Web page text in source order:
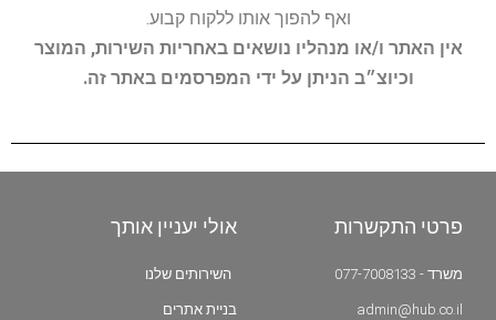
ואף להפוך אותו ללקוח קבוע.
אין האתר ו/או מנהליו נושאים באחריות השירות, המוצר
וכיוצ״ב הניתן על ידי המפרסמים באתר זה.
פרטי התקשרות
משרד - 077-7008133
admin@hub.co.il
אולי יעניין אותך
השירותים שלנו
בניית אתרים